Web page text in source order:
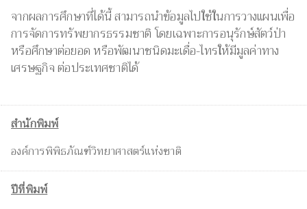
จากผลการศึกษาที่ได้นี้ สามารถนำข้อมูลไปใช้ในการวางแผนเพื่อ
การจัดการทรัพยากรธรรมชาติ โดยเฉพาะการอนุรักษ์สัตว์ป่า
หรือศึกษาต่อยอด หรือพัฒนาชนิดมะเดื่อ-ไทรให้มีมูลค่าทาง
เศรษฐกิจ ต่อประเทศชาติได้
สำนักพิมพ์
องค์การพิพิธภัณฑ์วิทยาศาสตร์แห่งชาติ
ปีที่พิมพ์